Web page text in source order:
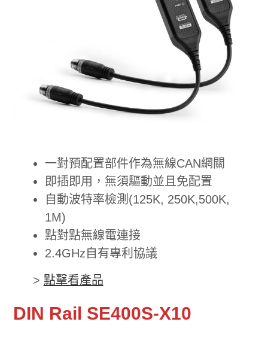
一對預配置部件作為無線CAN網關
即插即用，無須驅動並且免配置
自動波特率檢測(125K, 250K,500K,
1M)
點對點無線電連接
2.4GHz自有專利協議
> 點擊看產品
DIN Rail SE400S-X10